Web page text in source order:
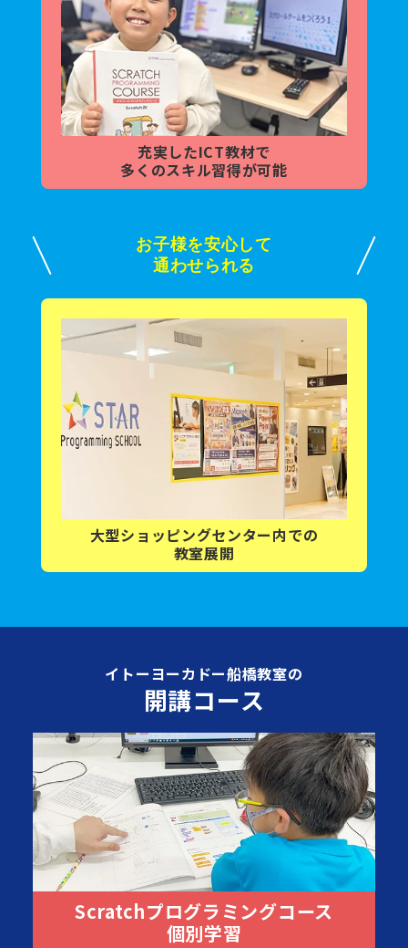
充実したICT教材で
多くのスキル習得が可能
お子様を安心して
通わせられる
大型ショッピングセンター内での
教室展開
イトーヨーカドー船橋教室の
開講コース
Scratchプログラミングコース
個別学習